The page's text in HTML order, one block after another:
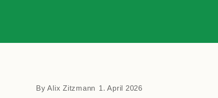
ByAlix Zitzmann 1. April 2026